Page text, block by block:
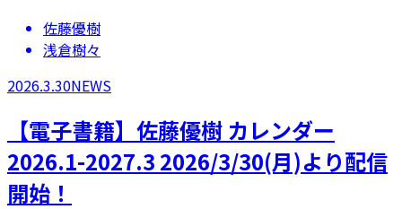
佐藤優樹
浅倉樹々
2026.3.30NEWS
【電子書籍】佐藤優樹 カレンダー
2026.1-2027.3 2026/3/30(月)より配信
開始！